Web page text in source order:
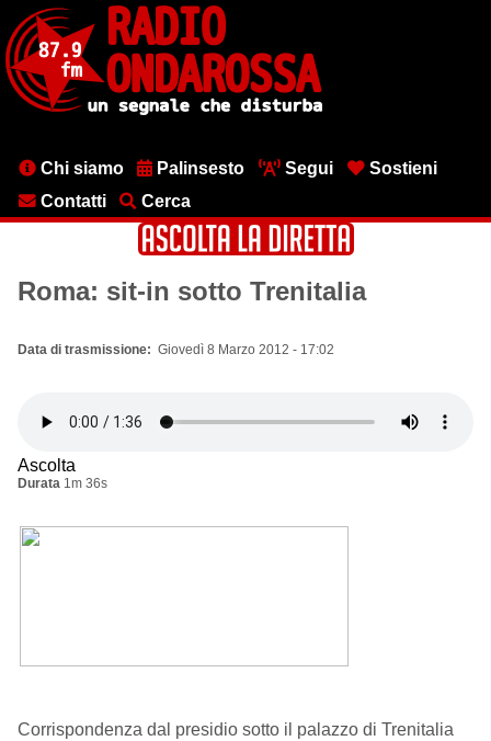
contenuto
principale
MenuChi siamo Palinsesto Segui
Sostieni
Contatti
Cerca
Roma: sit-in sotto Trenitalia
Data di trasmissione Giovedì 8 Marzo 2012 - 17:02
Ascolta
Durata 1m 36s
Corrispondenza dal presidio sotto il palazzo di Trenitalia